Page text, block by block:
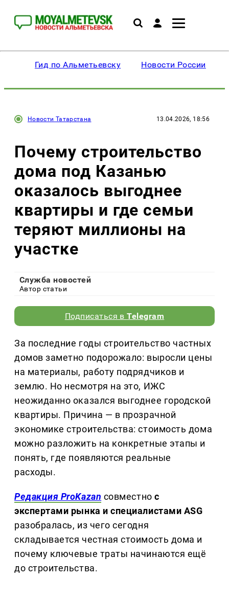
Гид по Альметьевску Новости России
Новости Татарстана 13.04.2026, 18:56
Почему строительство
дома под Казанью
оказалось выгоднее
квартиры и где семьи
теряют миллионы на
участке
Служба новостей
Автор статьи
Подписаться вTelegram
За последние годы строительство частных
домов заметно подорожало: выросли цены
на материалы, работу подрядчиков и
землю. Но несмотря на это, ИЖС
неожиданно оказался выгоднее городской
квартиры. Причина — в прозрачной
экономике строительства: стоимость дома
можно разложить на конкретные этапы и
понять, где появляются реальные
расходы.
Редакция ProKazan совместнос
экспертами рынка и специалистами ASG
разобралась, из чего сегодня
складывается честная стоимость дома и
почему ключевые траты начинаются ещё
до строительства.